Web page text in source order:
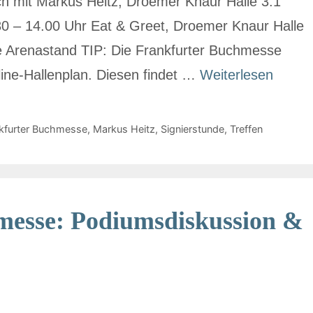
– 14.00 Uhr Eat & Greet, Droemer Knaur Halle
TIP: Die Frankfurter Buchmesse
Hallenplan. Diesen findet … Weiterlesen
Buchmesse, Markus Heitz, Signierstunde, Treffen
Podiumsdiskussion &